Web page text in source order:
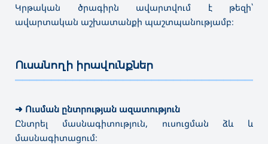
Կրթական ծրագիրն ավարտվում է թեզի՝
ավարտական աշխատանքի պաշտպանությամբ։
Ուսանողի իրավունքներ
➜ Ուսման ընտրության ազատություն
Ընտրել մասնագիտություն, ուսուցման ձև և
մասնագիտացում։